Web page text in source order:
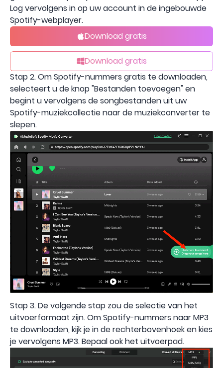
Log vervolgens in op uw account in de ingebouwde
Spotify-webplayer.
Download gratis
Download gratis
Stap 2. Om Spotify-nummers gratis te downloaden,
selecteert u de knop "Bestanden toevoegen" en
begint u vervolgens de songbestanden uit uw
Spotify-muziekcollectie naar de muziekconverter te
slepen.
Stap 3. De volgende stap zou de selectie van het
uitvoerformaat zijn. Om Spotify-nummers naar MP3
te downloaden, kijk je in de rechterbovenhoek en kies
je vervolgens MP3. Bepaal ook het uitvoerpad.